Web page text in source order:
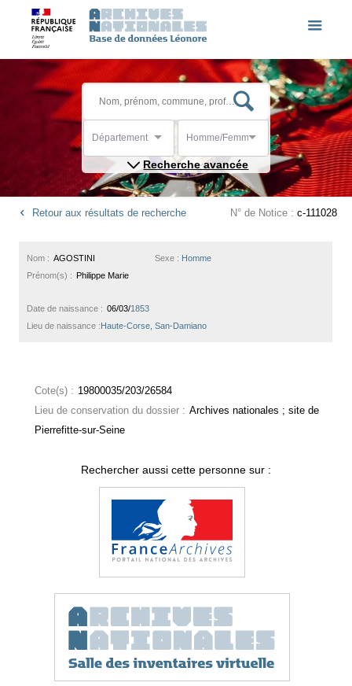
Département Homme/Femme
Recherche avancée
Retour aux résultats de recherche N° de Notice : c-111028
Sexe : Homme
Nom : AGOSTINI
Prénom(s) : Philippe Marie
Date de naissance : 06/03/1853
Lieu de naissance :Haute-Corse, San-Damiano
Cote(s) : 19800035/203/26584
Lieu de conservation du dossier : Archives nationales ; site de
Pierrefitte-sur-Seine
Rechercher aussi cette personne sur :